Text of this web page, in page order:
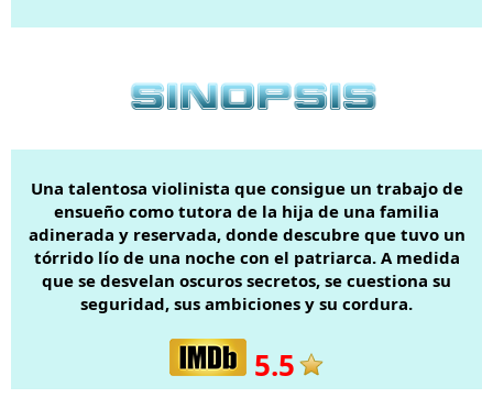
Una talentosa violinista que consigue un trabajo de
ensueño como tutora de la hija de una familia
adinerada y reservada, donde descubre que tuvo un
tórrido lío de una noche con el patriarca. A medida
que se desvelan oscuros secretos, se cuestiona su
seguridad, sus ambiciones y su cordura.
5.5